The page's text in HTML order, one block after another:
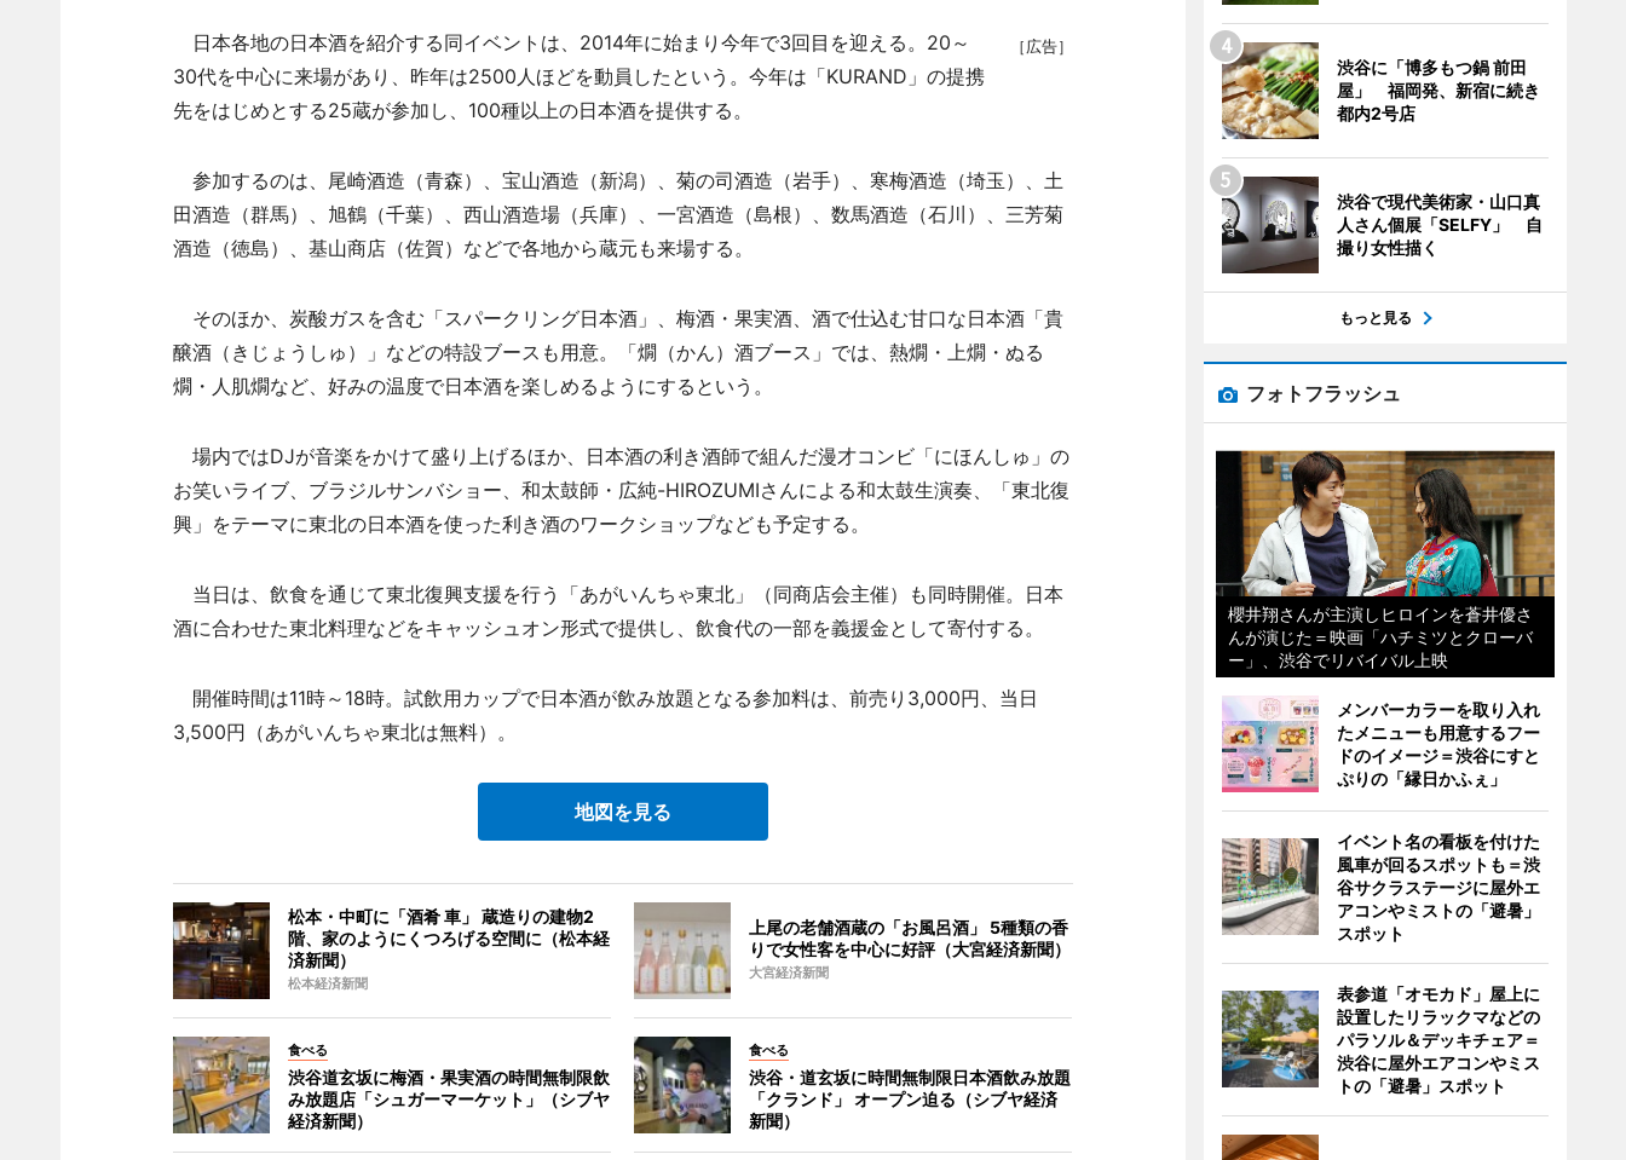
［広告］
日本各地の日本酒を紹介する同イベントは、2014年に始まり今年で3回目を迎える。20～
30代を中心に来場があり、昨年は2500人ほどを動員したという。今年は「KURAND」の提携
先をはじめとする25蔵が参加し、100種以上の日本酒を提供する。
参加するのは、尾崎酒造（青森）、宝山酒造（新潟）、菊の司酒造（岩手）、寒梅酒造（埼玉）、土
田酒造（群馬）、旭鶴（千葉）、西山酒造場（兵庫）、一宮酒造（島根）、数馬酒造（石川）、三芳菊
酒造（徳島）、基山商店（佐賀）などで各地から蔵元も来場する。
そのほか、炭酸ガスを含む「スパークリング日本酒」、梅酒・果実酒、酒で仕込む甘口な日本酒「貴
醸酒（きじょうしゅ）」などの特設ブースも用意。「燗（かん）酒ブース」では、熱燗・上燗・ぬる
燗・人肌燗など、好みの温度で日本酒を楽しめるようにするという。
場内ではDJが音楽をかけて盛り上げるほか、日本酒の利き酒師で組んだ漫才コンビ「にほんしゅ」の
お笑いライブ、ブラジルサンバショー、和太鼓師・広純-HIROZUMIさんによる和太鼓生演奏、「東北復
興」をテーマに東北の日本酒を使った利き酒のワークショップなども予定する。
当日は、飲食を通じて東北復興支援を行う「あがいんちゃ東北」（同商店会主催）も同時開催。日本
酒に合わせた東北料理などをキャッシュオン形式で提供し、飲食代の一部を義援金として寄付する。
開催時間は11時～18時。試飲用カップで日本酒が飲み放題となる参加料は、前売り3,000円、当日
3,500円（あがいんちゃ東北は無料）。
地図を見る
松本・中町に「酒肴 車」 蔵造りの建物2
階、家のようにくつろげる空間に（松本経
済新聞）
松本経済新聞
上尾の老舗酒蔵の「お風呂酒」 5種類の香
りで女性客を中心に好評（大宮経済新聞）
大宮経済新聞
食べる
渋谷道玄坂に梅酒・果実酒の時間無制限飲
み放題店「シュガーマーケット」（シブヤ
経済新聞）
食べる
渋谷・道玄坂に時間無制限日本酒飲み放題
「クランド」 オープン迫る（シブヤ経済
新聞）
渋谷に「博多もつ鍋 前田
屋」 福岡発、新宿に続き
都内2号店
渋谷で現代美術家・山口真
人さん個展「SELFY」 自
撮り女性描く
もっと見る
フォトフラッシュ
櫻井翔さんが主演しヒロインを蒼井優さ
んが演じた＝映画「ハチミツとクローバ
ー」、渋谷でリバイバル上映
メンバーカラーを取り入れ
たメニューも用意するフー
ドのイメージ＝渋谷にすと
ぷりの「縁日かふぇ」
イベント名の看板を付けた
風車が回るスポットも＝渋
谷サクラステージに屋外エ
アコンやミストの「避暑」
スポット
表参道「オモカド」屋上に
設置したリラックマなどの
パラソル＆デッキチェア＝
渋谷に屋外エアコンやミス
トの「避暑」スポット